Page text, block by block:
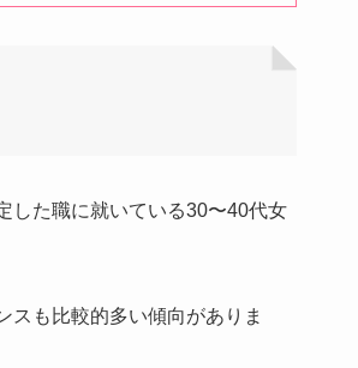
した職に就いている30〜40代女
スも比較的多い傾向がありま